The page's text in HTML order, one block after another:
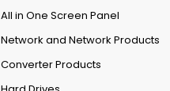
All in One Screen Panel
Network and Network Products
Converter Products